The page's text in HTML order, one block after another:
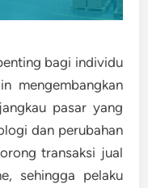
bagi individu
mengembangkan
pasar yang
dan perubahan
transaksi jual
sehingga pelaku